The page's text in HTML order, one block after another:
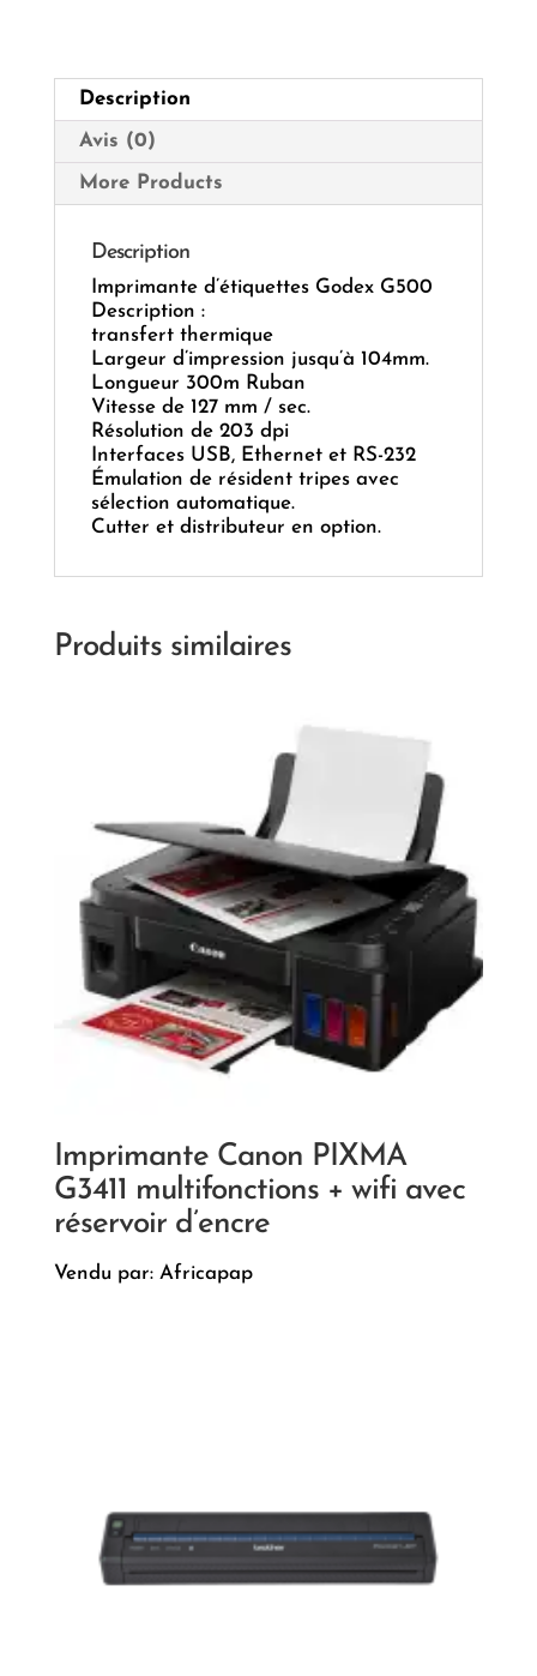
Description
Avis (0)
More Products
Description
Imprimante d’étiquettes Godex G500
Description :
transfert thermique
Largeur d’impression jusqu’à 104mm.
Longueur 300m Ruban
Vitesse de 127 mm / sec.
Résolution de 203 dpi
Interfaces USB, Ethernet et RS-232
Émulation de résident tripes avec
sélection automatique.
Cutter et distributeur en option.
Produits similaires
Imprimante Canon PIXMA
G3411 multifonctions + wifi avec
réservoir d’encre
Vendu par: Africapap